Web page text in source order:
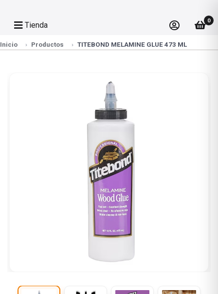
Tienda
0
Inicio Productos TITEBOND MELAMINE GLUE 473 ML